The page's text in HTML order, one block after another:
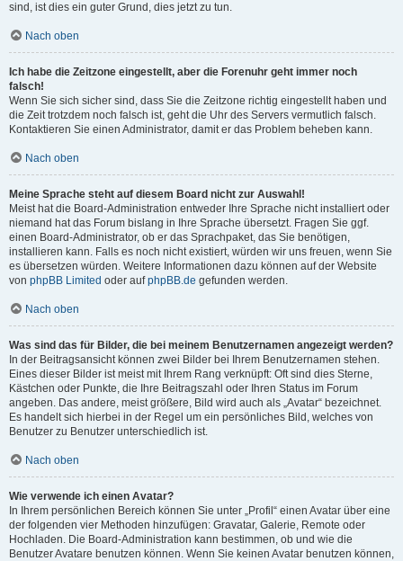
sind, ist dies ein guter Grund, dies jetzt zu tun.
Nach oben
Ich habe die Zeitzone eingestellt, aber die Forenuhr geht immer noch
falsch!
Wenn Sie sich sicher sind, dass Sie die Zeitzone richtig eingestellt haben und
die Zeit trotzdem noch falsch ist, geht die Uhr des Servers vermutlich falsch.
Kontaktieren Sie einen Administrator, damit er das Problem beheben kann.
Nach oben
Meine Sprache steht auf diesem Board nicht zur Auswahl!
Meist hat die Board-Administration entweder Ihre Sprache nicht installiert oder
niemand hat das Forum bislang in Ihre Sprache übersetzt. Fragen Sie ggf.
einen Board-Administrator, ob er das Sprachpaket, das Sie benötigen,
installieren kann. Falls es noch nicht existiert, würden wir uns freuen, wenn Sie
es übersetzen würden. Weitere Informationen dazu können auf der Website
von phpBB Limited oder aufphpBB.de gefunden werden.
Nach oben
Was sind das für Bilder, die bei meinem Benutzernamen angezeigt werden?
In der Beitragsansicht können zwei Bilder bei Ihrem Benutzernamen stehen.
Eines dieser Bilder ist meist mit Ihrem Rang verknüpft: Oft sind dies Sterne,
Kästchen oder Punkte, die Ihre Beitragszahl oder Ihren Status im Forum
angeben. Das andere, meist größere, Bild wird auch als „Avatar“ bezeichnet.
Es handelt sich hierbei in der Regel um ein persönliches Bild, welches von
Benutzer zu Benutzer unterschiedlich ist.
Nach oben
Wie verwende ich einen Avatar?
In Ihrem persönlichen Bereich können Sie unter „Profil“ einen Avatar über eine
der folgenden vier Methoden hinzufügen: Gravatar, Galerie, Remote oder
Hochladen. Die Board-Administration kann bestimmen, ob und wie die
Benutzer Avatare benutzen können. Wenn Sie keinen Avatar benutzen können,